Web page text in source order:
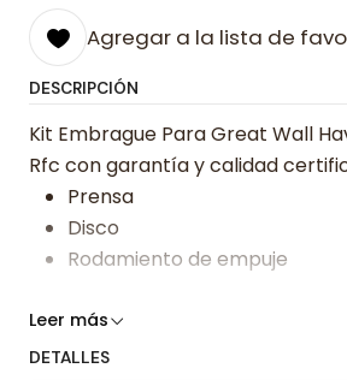
Agregar a la lista de
DESCRIPCIÓN
Kit Embrague Para Great Wall
Rfc con garantía y calidad
Prensa
Disco
Rodamiento de empuje
Somos especialistas en
Leer más
DETALLES